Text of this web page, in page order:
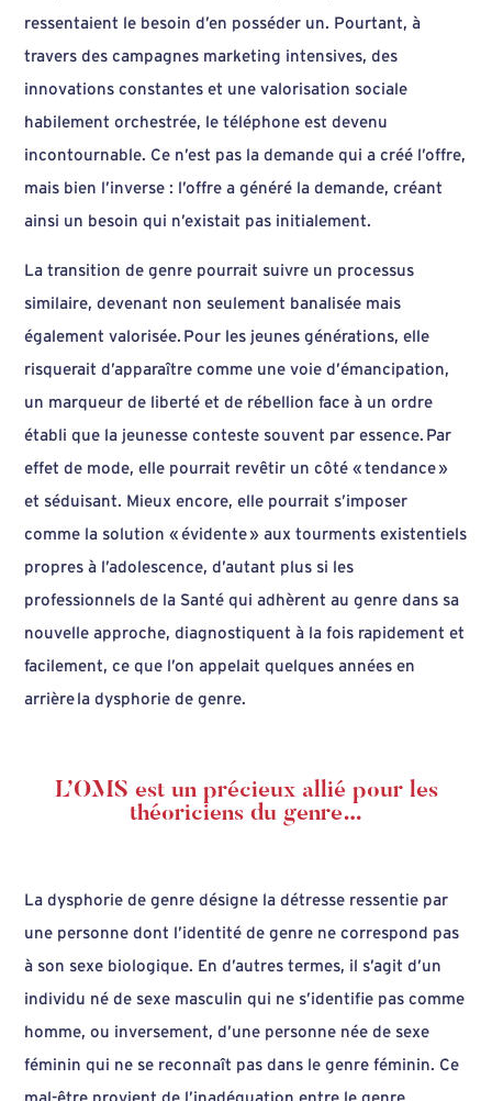
ressentaient le besoin d’en posséder un. Pourtant, à
travers des campagnes marketing intensives, des
innovations constantes et une valorisation sociale
habilement orchestrée, le téléphone est devenu
incontournable. Ce n’est pas la demande qui a créé l’offre,
mais bien l’inverse : l’offre a généré la demande, créant
ainsi un besoin qui n’existait pas initialement.
La transition de genre pourrait suivre un processus
similaire, devenant non seulement banalisée mais
également valorisée. Pour les jeunes générations, elle
risquerait d’apparaître comme une voie d’émancipation,
un marqueur de liberté et de rébellion face à un ordre
établi que la jeunesse conteste souvent par essence. Par
effet de mode, elle pourrait revêtir un côté « tendance »
et séduisant. Mieux encore, elle pourrait s’imposer
comme la solution « évidente » aux tourments existentiels
propres à l’adolescence, d’autant plus si les
professionnels de la Santé qui adhèrent au genre dans sa
nouvelle approche, diagnostiquent à la fois rapidement et
facilement, ce que l’on appelait quelques années en
arrière la dysphorie de genre.
L’OMS est un précieux allié pour les
théoriciens du genre…
La dysphorie de genre désigne la détresse ressentie par
une personne dont l’identité de genre ne correspond pas
à son sexe biologique. En d’autres termes, il s’agit d’un
individu né de sexe masculin qui ne s’identifie pas comme
homme, ou inversement, d’une personne née de sexe
féminin qui ne se reconnaît pas dans le genre féminin. Ce